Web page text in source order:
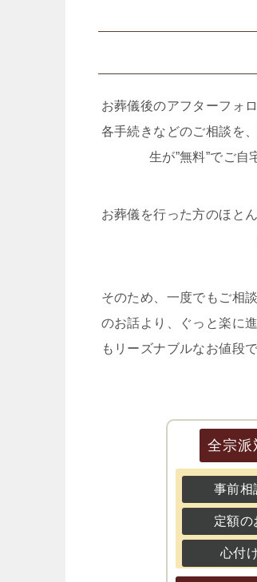
お葬儀後のアフターフォ
各手続きなどのご相談を
生が”無料”でご
お葬儀を行った方のほと
そのため、一度でもご相
のお話より、ぐっと楽に
もリーズナブルなお値段
全宗派
事前相
定額の
心付